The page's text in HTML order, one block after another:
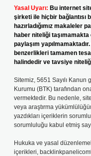
Yasal Uyarı: Bu internet
şirketi ile hiçbir bağlantısı
hazırladığımız makaleler
haber niteliği
paylaşım
benzerlikleri tamamen
halindedir ve tavsiye
Sitemiz, 5651 Sayılı
Kurumu (BTK) tarafından
vermektedir. Bu nedenle,
veya araştırma
yazdıkları içeriklerin
sorumluluğu kabul etmiş
Hukuka ve yasal
içerikleri,